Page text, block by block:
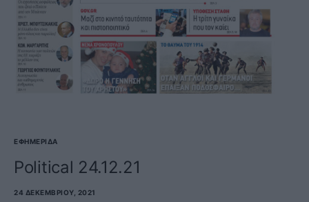
ΕΦΗΜΕΡΊΔΑ
Political 24.12.21
24 ΔΕΚΕΜΒΡΊΟΥ, 2021